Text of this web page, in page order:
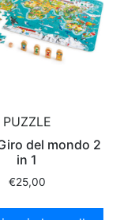
PUZZLE
del mondo 2
in 1
€25,00